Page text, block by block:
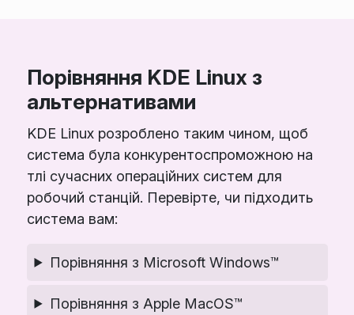
Порівняння KDE Linux з
альтернативами
KDE Linux розроблено таким чином, щоб
система була конкурентоспроможною на
тлі сучасних операційних систем для
робочий станцій. Перевірте, чи підходить
система вам:
Порівняння з Microsoft Windows™
Порівняння з Apple MacOS™